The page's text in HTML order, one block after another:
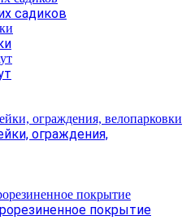
садиков
ограждения,
покрытие